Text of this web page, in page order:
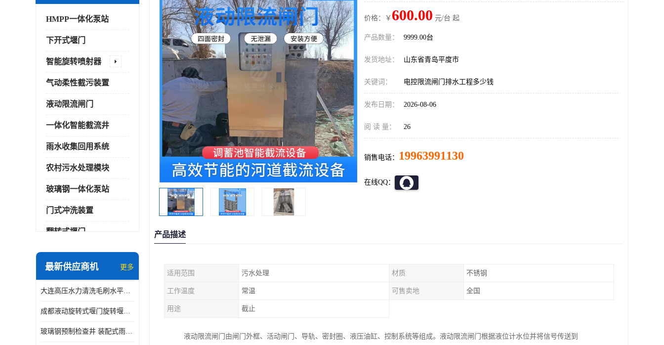
HMPP一体化泵站
下开式堰门
智能旋转喷射器
气动柔性截污装置
液动限流闸门
一体化智能截流井
雨水收集回用系统
农村污水处理模块
玻璃钢一体化泵站
门式冲洗装置
翻转式堰门
智能一体化雨水泵站
智能一体化供水泵房
智能一体化净水设备
最新供应商机 更多
大连高压水力清洗毛刷水平自清洁滚刷 水力自动冲洗系统 水力清洗
成都液动旋转式堰门旋转堰门 自动控制 SUS304
玻璃钢预制检查井 装配式雨水污水井 初期弃流井 源头厂家
价格：￥ 600.00 元/台 起
产品数量： 9999.00台
发货地址： 山东省青岛平度市
关键词： 电控限流闸门排水工程多少钱
发布日期： 2026-08-06
阅 读 量： 26
销售电话： 19963991130
在线QQ：
产品描述
适用范围 污水处理 材质 不锈钢
工作温度 常温 可售卖地 全国
用途 截止
液动限流闸门由闸门外框、活动闸门、导轨、密封圈、液压油缸、控制系统等组成。液动限流闸门根据液位计水位并将信号传送到